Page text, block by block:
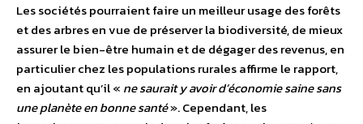
Les sociétés pourraient faire un meilleur usage des forêts
et des arbres en vue de préserver la biodiversité, de mieux
assurer le bien-être humain et de dégager des revenus, en
particulier chez les populations rurales affirme le rapport,
en ajoutant qu’il « ne saurait y avoir d’économie saine sans
une planète en bonne santé». Cependant, les